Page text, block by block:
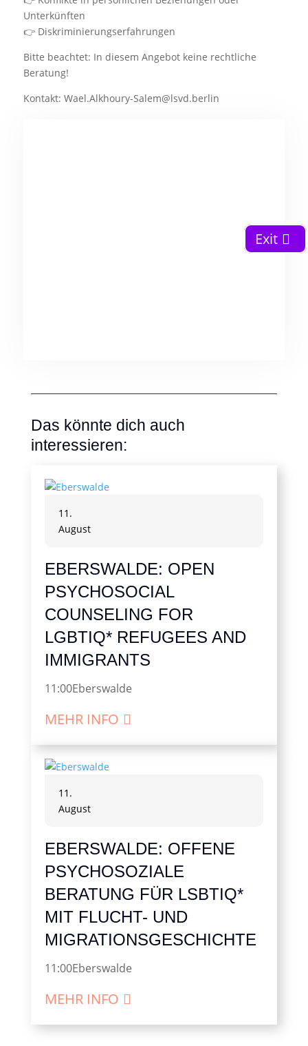
Unterkünften
👉 Diskriminierungserfahrungen
Bitte beachtet: In diesem Angebot keine rechtliche
Beratung!
Kontakt: Wael.Alkhoury-Salem@lsvd.berlin
Das könnte dich auch
interessieren:
11.
August
EBERSWALDE: OPEN
PSYCHOSOCIAL
COUNSELING FOR
LGBTIQ* REFUGEES AND
IMMIGRANTS
11:00Eberswalde
MEHR INFO
11.
August
EBERSWALDE: OFFENE
PSYCHOSOZIALE
BERATUNG FÜR LSBTIQ*
MIT FLUCHT- UND
MIGRATIONSGESCHICHTE
11:00Eberswalde
MEHR INFO
Exit